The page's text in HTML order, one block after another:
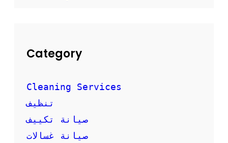
Category
Cleaning Services
تنظيف
صيانة تكييف
صيانة غسالات